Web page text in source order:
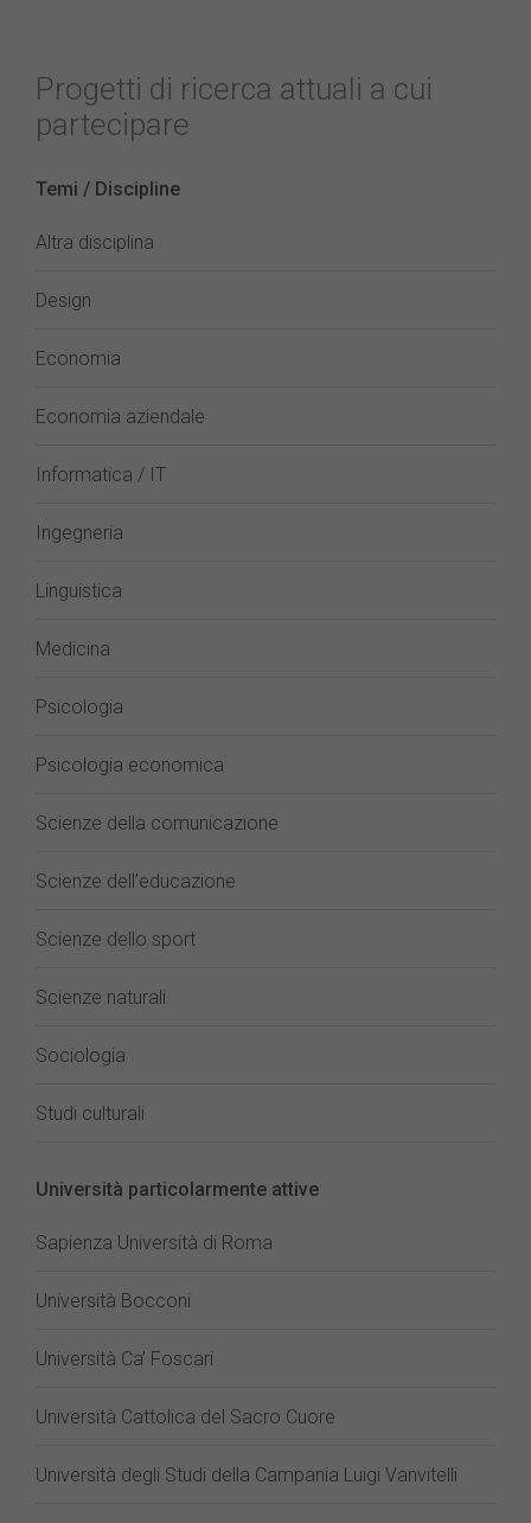
Progetti di ricerca attuali a cui
partecipare
Temi / Discipline
Altra disciplina
Design
Economia
Economia aziendale
Informatica / IT
Ingegneria
Linguistica
Medicina
Psicologia
Psicologia economica
Scienze della comunicazione
Scienze dell’educazione
Scienze dello sport
Scienze naturali
Sociologia
Studi culturali
Università particolarmente attive
Sapienza Università di Roma
Università Bocconi
Università Ca’ Foscari
Università Cattolica del Sacro Cuore
Università degli Studi della Campania Luigi Vanvitelli